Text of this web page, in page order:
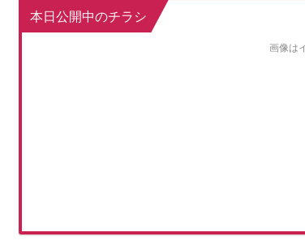
本日公開中のチラシ
画像は